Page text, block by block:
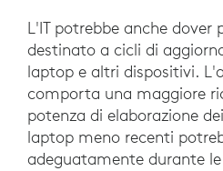
L'IT potrebbe anche dover
destinato a cicli di
laptop e altri dispositivi.
comporta una maggiore
potenza di elaborazione
laptop meno recenti
adeguatamente durante